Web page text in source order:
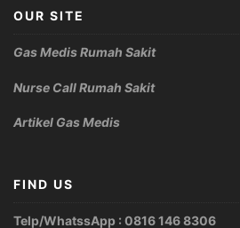
OUR SITE
Gas Medis Rumah Sakit
Nurse Call Rumah Sakit
Artikel Gas Medis
FIND US
Telp/WhatssApp : 0816 146 8306